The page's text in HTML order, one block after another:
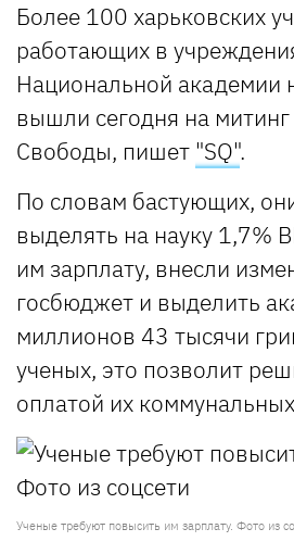
Более 100 харьковских
работающих в
Национальной академии
вышли сегодня на
Свободы, пишет "SQ".
По словам бастующих,
выделять на науку 1,7%
им зарплату, внесли
госбюджет и выделить
миллионов 43 тысячи
ученых, это позволит
оплатой их коммунальных
Ученые требуют повысить им зарплату. Фото из